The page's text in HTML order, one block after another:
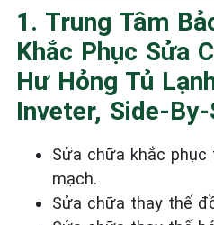
1. Trung Tâm
Khắc Phục Sửa
Hư Hỏng Tủ
Inveter, Side-By-
Sửa chữa khắc phục
mạch.
Sửa chữa thay thế